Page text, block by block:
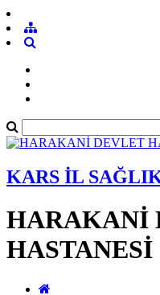
KARS İL
HARAKANİ
HASTANESİ